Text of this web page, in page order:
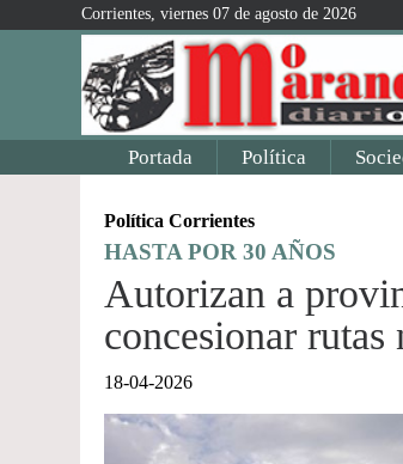
Corrientes, viernes 07 de agosto de 2026
Portada Política
Política Corrientes
HASTA POR 30 AÑOS
Autorizan a
concesionar rutas
18-04-2026